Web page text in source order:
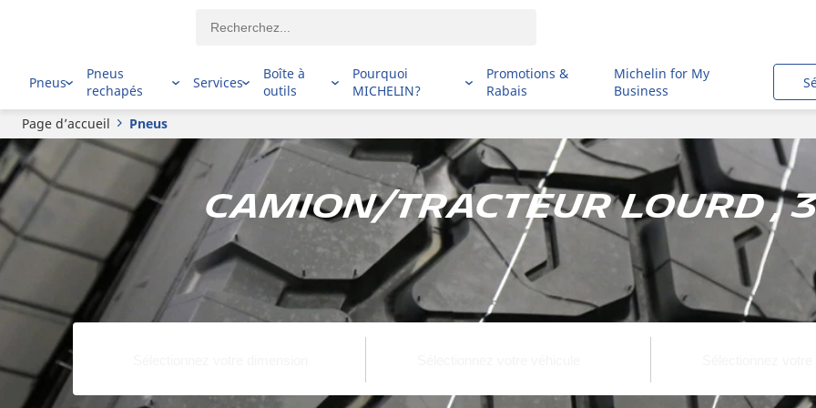
Pneus
Pneus
rechapés
Services
Boîte à
outils
Pourquoi
MICHELIN?
Promotions &
Rabais
Michelin for My
Business
Page d’accueil Pneus
Camion/tracteur lourd ,